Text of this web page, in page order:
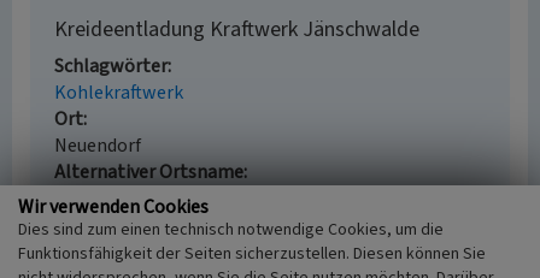
Kreideentladung Kraftwerk Jänschwalde
Schlagwörter
Kohlekraftwerk
Ort
Neuendorf
Alternativer Ortsname
Nowa Wjas
Fachsicht(en)
Denkmalpflege
Wir verwenden Cookies
Dies sind zum einen technisch notwendige Cookies, um die
Funktionsfähigkeit der Seiten sicherzustellen. Diesen können Sie